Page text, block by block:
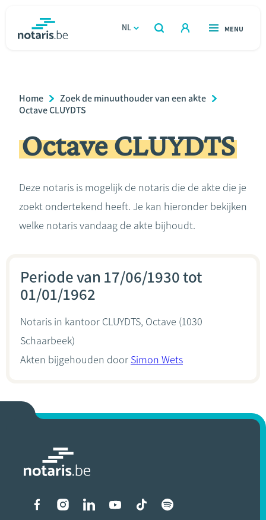
gaan
NL
OPEN
ZOEKEN
OPEN
MENU
Relatie & samenleven
Erven & schenken
Over de notaris
Breadcrumb
Home
Zoek de minuuthouder van een akte
Octave CLUYDTS
Octave CLUYDTS
Deze notaris is mogelijk de notaris die de akte die je
zoekt ondertekend heeft. Je kan hieronder bekijken
welke notaris vandaag de akte bijhoudt.
Periode van 17/06/1930 tot
01/01/1962
Notaris in kantoor CLUYDTS, Octave (1030
Schaarbeek)
Akten bijgehouden door Simon Wets
Liens vers les réseaux